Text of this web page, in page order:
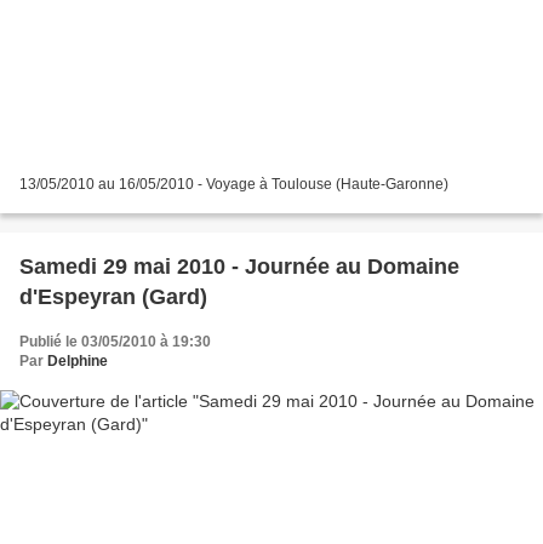
13/05/2010 au 16/05/2010 - Voyage à Toulouse (Haute-Garonne)
Samedi 29 mai 2010 - Journée au Domaine
d'Espeyran (Gard)
Publié le 03/05/2010 à 19:30
Par Delphine